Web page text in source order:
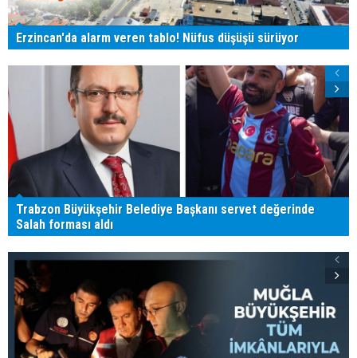
Erzincan'da alarm veren tablo! Nüfus düşüşü sürüyor
Trabzon Büyükşehir Belediye Başkanı servet değerinde
Salah forması aldı